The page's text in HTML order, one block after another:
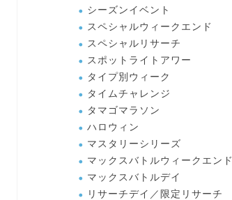
シーズンイベント
スペシャルウィークエンド
スペシャルリサーチ
スポットライトアワー
タイプ別ウィーク
タイムチャレンジ
タマゴマラソン
ハロウィン
マスタリーシリーズ
マックスバトルウィークエンド
マックスバトルデイ
リサーチデイ／限定リサーチ